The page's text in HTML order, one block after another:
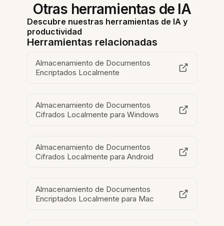
Otras herramientas de IA
Descubre nuestras herramientas de IA y
productividad
Herramientas relacionadas
Almacenamiento de Documentos
Encriptados Localmente
Almacenamiento de Documentos
Cifrados Localmente para Windows
Almacenamiento de Documentos
Cifrados Localmente para Android
Almacenamiento de Documentos
Encriptados Localmente para Mac